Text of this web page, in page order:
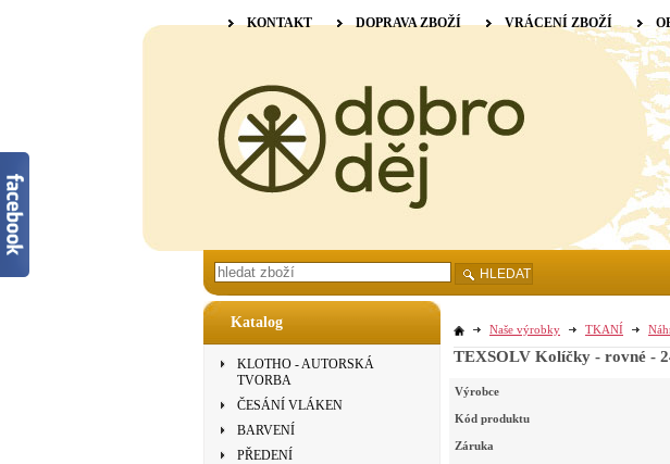
Katalog
KLOTHO - AUTORSKÁ
TVORBA
ČESÁNÍ VLÁKEN
BARVENÍ
PŘEDENÍ
Naše výrobky TKANÍ
TEXSOLV Kolíčky - rovné -
Výrobce
Kód produktu
Záruka
KONTAKT DOPRAVA ZBOŽÍ VRÁCENÍ ZBOŽÍ
HLEDAT